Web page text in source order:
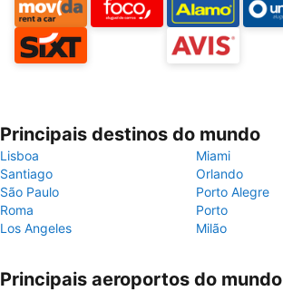
Principais destinos do mundo
Lisboa
Miami
Santiago
Orlando
São Paulo
Porto Alegre
Roma
Porto
Los Angeles
Milão
Principais aeroportos do mundo